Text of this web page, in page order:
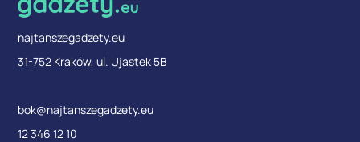
najtanszegadzety.eu
31-752 Kraków, ul. Ujastek 5B
bok@najtanszegadzety.eu
12 346 12 10